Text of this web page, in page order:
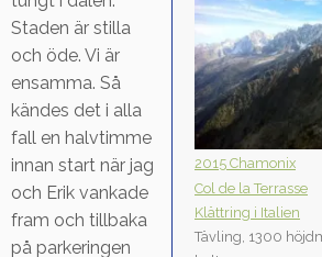
2015 Chamonix
Col de la Terrasse
Klättring i Italien
Tävling, 1300
Staden är stilla
och öde. Vi är
ensamma. Så
kändes det i alla
fall en halvtimme
innan start när jag
och Erik vankade
fram och tillbaka
på parkeringen